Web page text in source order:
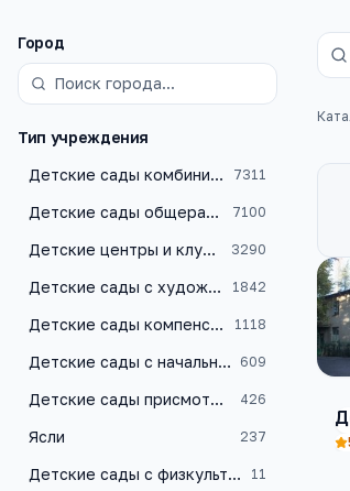
Фильтры
Город
Тип учреждения
Детские сады комбинированного вида
7311
Детские сады общеразвивающего вида 7100
Детские центры и клубы 3290
Детские сады с художественно-эстетическим уклоном 1842
Детские сады компенсирующего типа 1118
Детские сады с начальной школой 609
Детские сады присмотра и оздоровления 426
Ясли 237
Детские сады с физкультурно-оздоровительным уклоном 11